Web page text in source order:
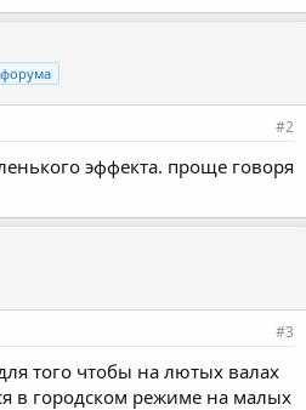
#2
эффекта. проще говоря
#3
того чтобы на лютых валах
в городском режиме на малых